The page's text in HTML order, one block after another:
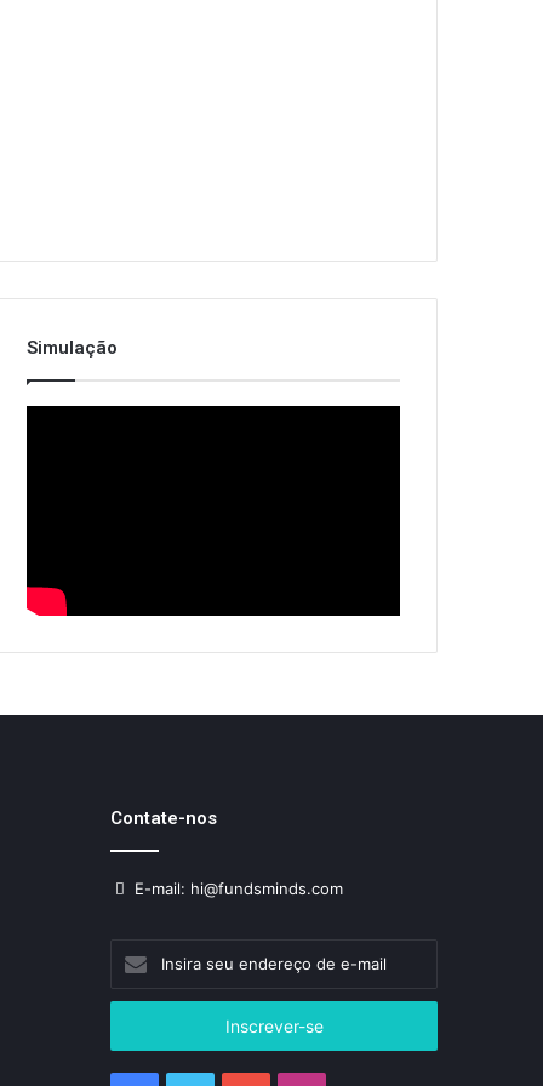
Simulação
Contate-nos
E-mail: hi@fundsminds.com
Insira
seu
endereço
e-
mail